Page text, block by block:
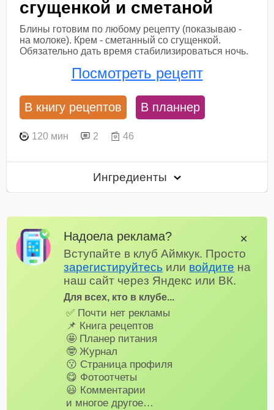
сгущенкой и сметаной
Блины готовим по любому рецепту (показываю -
на молоке). Крем - сметанный со сгущенкой.
Обязательно дать время стабилизироваться ночь.
Посмотреть рецепт
В книгу рецептов В планнер
120 мин 2 46
Ингредиенты
Надоела реклама?
Вступайте в клуб Аймкук. Просто
зарегистируйтесь или войдите на
наш сайт через Яндекс или ВК.
Для всех, кто в клубе...
✅ Почти нет рекламы
📌 Книга рецептов
🤩 Планер питания
🤓 Журнал
😗 Страница профиля
😋 Фотоотчеты
😃 Комментарии
и многое другое…
✕